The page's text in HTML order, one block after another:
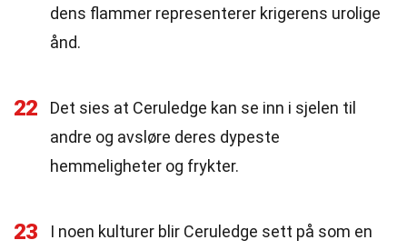
dens flammer representerer krigerens urolige
ånd.
22
Det sies at Ceruledge kan se inn i sjelen til
andre og avsløre deres dypeste
hemmeligheter og frykter.
23
I noen kulturer blir Ceruledge sett på som en